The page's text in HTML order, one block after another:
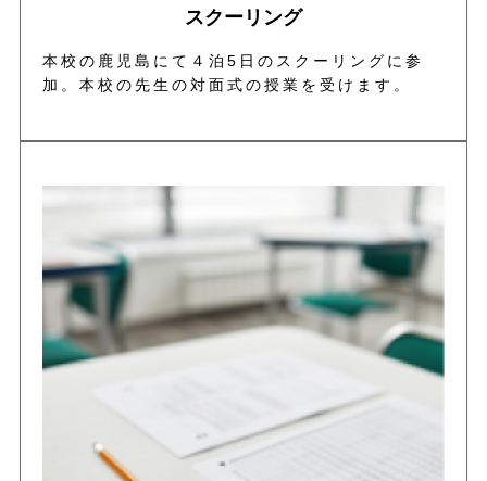
スクーリング
本校の鹿児島にて４泊5日のスクーリングに参
加。本校の先生の対面式の授業を受けます。